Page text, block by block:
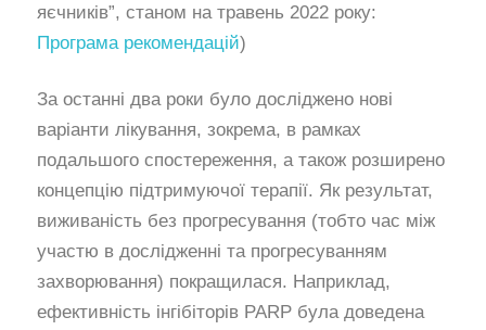
яєчників”, станом на травень 2022 року:
Програма рекомендацій)
За останні два роки було досліджено нові
варіанти лікування, зокрема, в рамках
подальшого спостереження, а також розширено
концепцію підтримуючої терапії. Як результат,
виживаність без прогресування (тобто час між
участю в дослідженні та прогресуванням
захворювання) покращилася. Наприклад,
ефективність інгібіторів PARP була доведена